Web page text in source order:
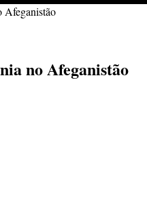
Afeganistão
no Afeganistão